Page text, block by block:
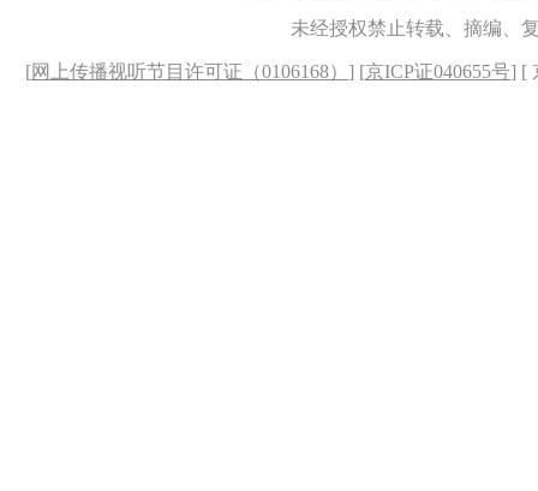
未经授权禁止转载、摘编、
[网上传播视听节目许可证（0106168） ] [京ICP证040655号] [